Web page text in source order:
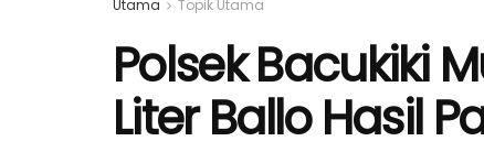
Utama Topik Utama
Polsek Bacukiki
Liter Ballo Hasil